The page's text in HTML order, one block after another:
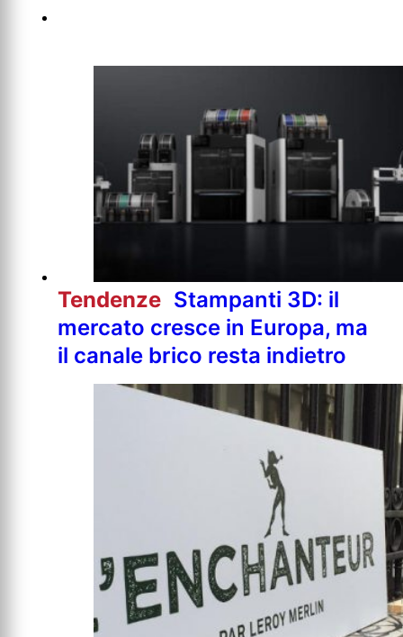
Tendenze Stampanti 3D: il
mercato cresce in Europa, ma
il canale brico resta indietro